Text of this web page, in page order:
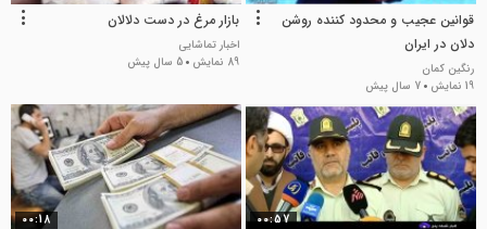
قوانین عجیب و محدود کننده روشن
دلان در ایران
رنگین کمان
19 نمایش
7 سال پیش
بازار مرغ در دست دلالان
اخبار تماشایی
89 نمایش
5 سال پیش
00:57
00:18